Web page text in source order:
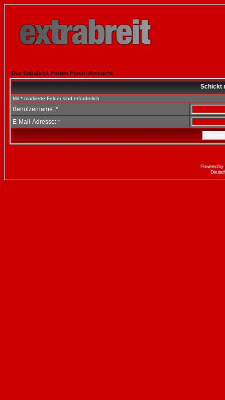
Das Extrabreit-Forum Foren-Übersicht
Schickt
Mit * markierte Felder sind erforderlich
Benutzername: *
E-Mail-Adresse: *
Powered by